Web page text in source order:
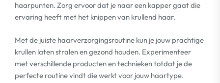
haarpunten. Zorg ervoor dat je naar een kapper gaat die
ervaring heeft met het knippen van krullend haar.
Met de juiste haarverzorgingsroutine kun je jouw prachtige
krullen laten stralen en gezond houden. Experimenteer
met verschillende producten en technieken totdat je de
perfecte routine vindt die werkt voor jouw haartype.